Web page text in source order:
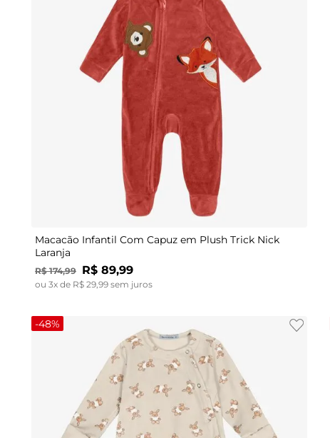
P GG
Macacão Infantil Com Capuz em Plush Trick Nick
Laranja
R$ 174,99 R$ 89,99
ou 3x de R$ 29,99 sem juros
-48%